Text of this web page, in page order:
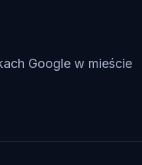
Google w mieście